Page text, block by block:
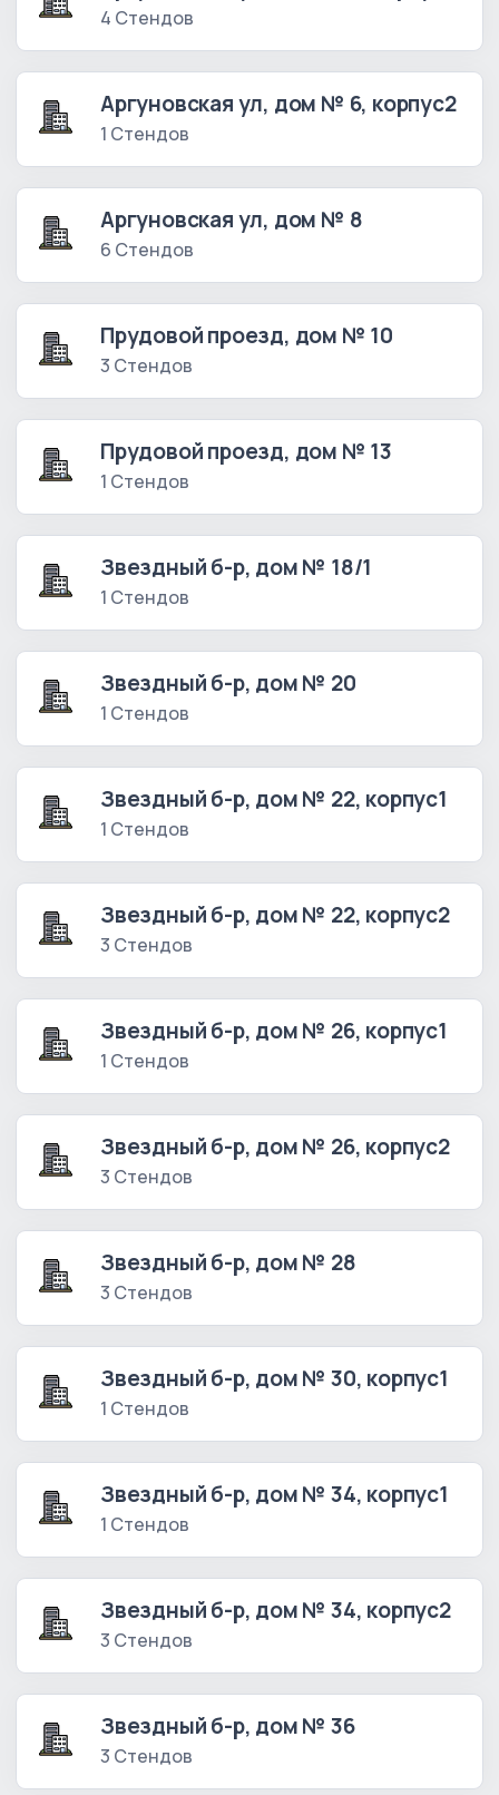
4 Стендов
Аргуновская ул, дом № 6, корпус2
1 Стендов
Аргуновская ул, дом № 8
6 Стендов
Прудовой проезд, дом № 10
3 Стендов
Прудовой проезд, дом № 13
1 Стендов
Звездный б-р, дом № 18/1
1 Стендов
Звездный б-р, дом № 20
1 Стендов
Звездный б-р, дом № 22, корпус1
1 Стендов
Звездный б-р, дом № 22, корпус2
3 Стендов
Звездный б-р, дом № 26, корпус1
1 Стендов
Звездный б-р, дом № 26, корпус2
3 Стендов
Звездный б-р, дом № 28
3 Стендов
Звездный б-р, дом № 30, корпус1
1 Стендов
Звездный б-р, дом № 34, корпус1
1 Стендов
Звездный б-р, дом № 34, корпус2
3 Стендов
Звездный б-р, дом № 36
3 Стендов